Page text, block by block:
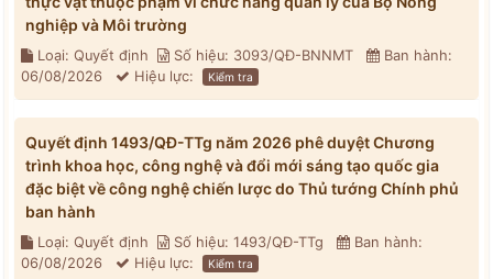
nghiệp và Môi trường
Loại: Quyết định Số hiệu: 3093/QĐ-BNNMT
Ban hành:
06/08/2026
Hiệu lực: Kiểm tra
Quyết định 1493/QĐ-TTg năm 2026 phê duyệt Chương
trình khoa học, công nghệ và đổi mới sáng tạo quốc gia
đặc biệt về công nghệ chiến lược do Thủ tướng Chính phủ
ban hành
Loại: Quyết định Số hiệu: 1493/QĐ-TTg
Ban hành:
06/08/2026
Hiệu lực: Kiểm tra